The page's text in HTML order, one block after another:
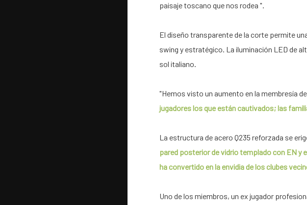
paisaje toscano que nos rodea ".
El diseño transparente de la corte permite
swing y estratégico. La iluminación LED de
sol italiano.
"Hemos visto un aumento en la membresía
jugadores los que están cautivados; las
La estructura de acero Q235 reforzada se
pared posterior de vidrio templado con EN y
ha convertido en la envidia de los clubes
Uno de los miembros, un ex jugador